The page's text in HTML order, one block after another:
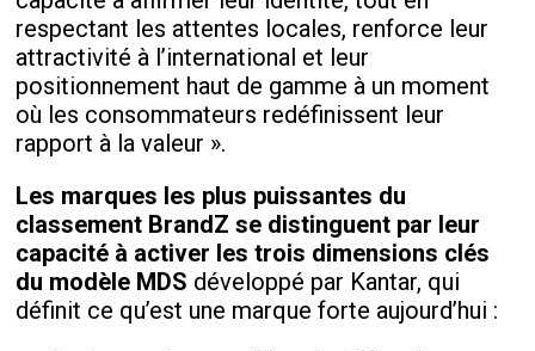
respectant les attentes locales, renforce leur
attractivité à l’international et leur
positionnement haut de gamme à un moment
où les consommateurs redéfinissent leur
rapport à la valeur ».
Les marques les plus puissantes du
classement BrandZ se distinguent par leur
capacité à activer les trois dimensions clés
du modèle MDS développé par Kantar, qui
définit ce qu’est une marque forte aujourd’hui :